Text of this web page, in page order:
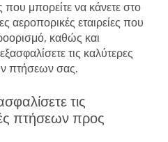
που μπορείτε να κάνετε στο
αεροπορικές εταιρείες που
καθώς και
τις καλύτερες
πτήσεων σας.
τις
πτήσεων προς